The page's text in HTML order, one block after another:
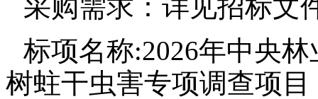
采购需求：详见招标文
标项名称:2026年中央
树蛀干虫害专项调查项目